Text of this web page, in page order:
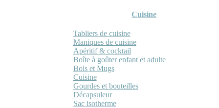
Cuisine
Tabliers de cuisine
Maniques de cuisine
Apéritif & cocktail
Boîte à goûter enfant et adulte
Bols et Mugs
Cuisine
Gourdes et bouteilles
Décapsuleur
Sac isotherme